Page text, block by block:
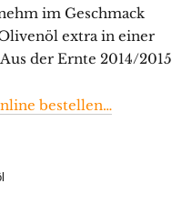
im Geschmack
extra in einer
der Ernte 2014/2015
bestellen…